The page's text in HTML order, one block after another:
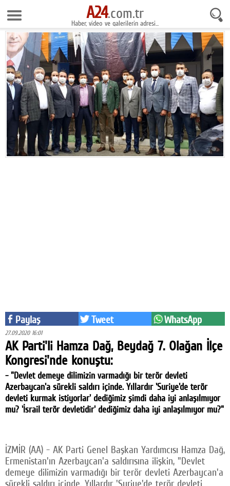
8 Ağustos 2026 18:30:22
Anasayfa
Foto Galeri
Gazeteler
Video Galeri
Gündem
Ekonomi
Yaşam
Bilim
Kültür-sanat
Sağlık
Yazarlar
Künye
A24 SOSYAL MEDYA
Facebook
A24.com.tr
Haber, video ve galerilerin adresi...
Paylaş Tweet WhatsApp
27.09.2020 16:01
AK Parti'li Hamza Dağ, Beydağ 7. Olağan İlçe
Kongresi'nde konuştu:
- "Devlet demeye dilimizin varmadığı bir terör devleti
Azerbaycan'a sürekli saldırı içinde. Yıllardır 'Suriye'de terör
devleti kurmak istiyorlar' dediğimiz şimdi daha iyi anlaşılmıyor
mu? 'İsrail terör devletidir' dediğimiz daha iyi anlaşılmıyor mu?"
İZMİR (AA) - AK Parti Genel Başkan Yardımcısı Hamza Dağ,
Ermenistan'ın Azerbaycan'a saldırısına ilişkin, "Devlet
demeye dilimizin varmadığı bir terör devleti Azerbaycan'a
sürekli saldırı içinde. Yıllardır 'Suriye'de terör devleti